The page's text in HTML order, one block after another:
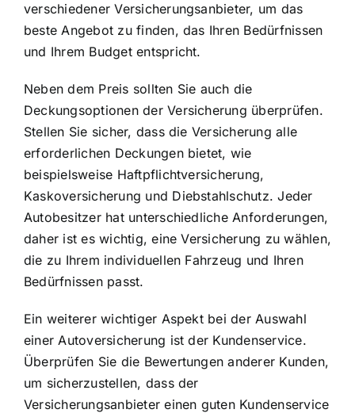
verschiedener Versicherungsanbieter, um das
beste Angebot zu finden, das Ihren Bedürfnissen
und Ihrem Budget entspricht.
Neben dem Preis sollten Sie auch die
Deckungsoptionen der Versicherung überprüfen.
Stellen Sie sicher, dass die Versicherung alle
erforderlichen Deckungen bietet, wie
beispielsweise Haftpflichtversicherung,
Kaskoversicherung und Diebstahlschutz. Jeder
Autobesitzer hat unterschiedliche Anforderungen,
daher ist es wichtig, eine Versicherung zu wählen,
die zu Ihrem individuellen Fahrzeug und Ihren
Bedürfnissen passt.
Ein weiterer wichtiger Aspekt bei der Auswahl
einer Autoversicherung ist der Kundenservice.
Überprüfen Sie die Bewertungen anderer Kunden,
um sicherzustellen, dass der
Versicherungsanbieter einen guten Kundenservice